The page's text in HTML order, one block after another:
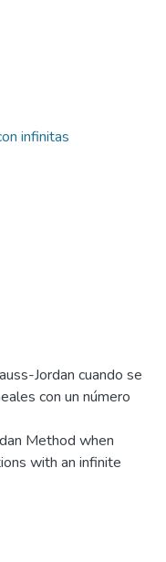
infinitas
Jordan cuando se
con un número
Method when
with an infinite